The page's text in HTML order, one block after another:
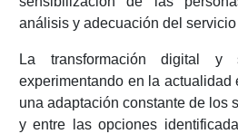
análisis y adecuación del
La transformación digital
experimentando en la actualidad
una adaptación constante de los
y entre las opciones